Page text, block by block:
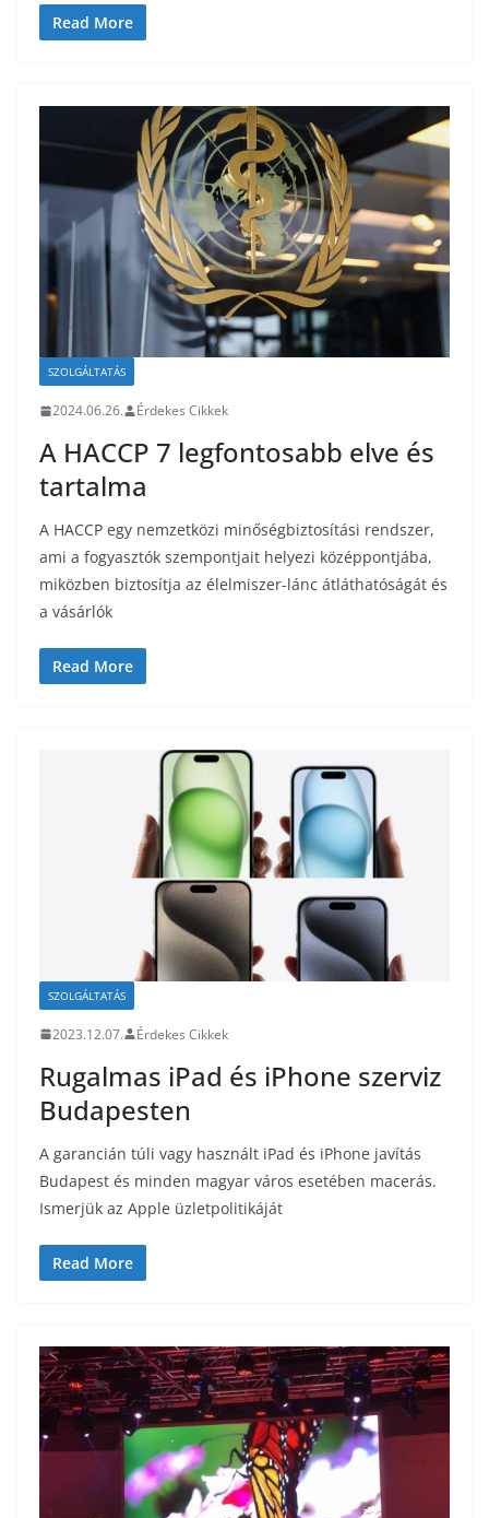
Read More
SZOLGÁLTATÁS
2024.06.26. Érdekes Cikkek
A HACCP 7 legfontosabb elve és
tartalma
A HACCP egy nemzetközi minőségbiztosítási rendszer,
ami a fogyasztók szempontjait helyezi középpontjába,
miközben biztosítja az élelmiszer-lánc átláthatóságát és
a vásárlók
Read More
SZOLGÁLTATÁS
2023.12.07. Érdekes Cikkek
Rugalmas iPad és iPhone szerviz
Budapesten
A garancián túli vagy használt iPad és iPhone javítás
Budapest és minden magyar város esetében macerás.
Ismerjük az Apple üzletpolitikáját
Read More